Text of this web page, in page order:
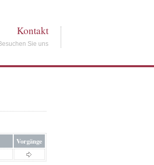
Kontakt
Sie uns
Vorgänge